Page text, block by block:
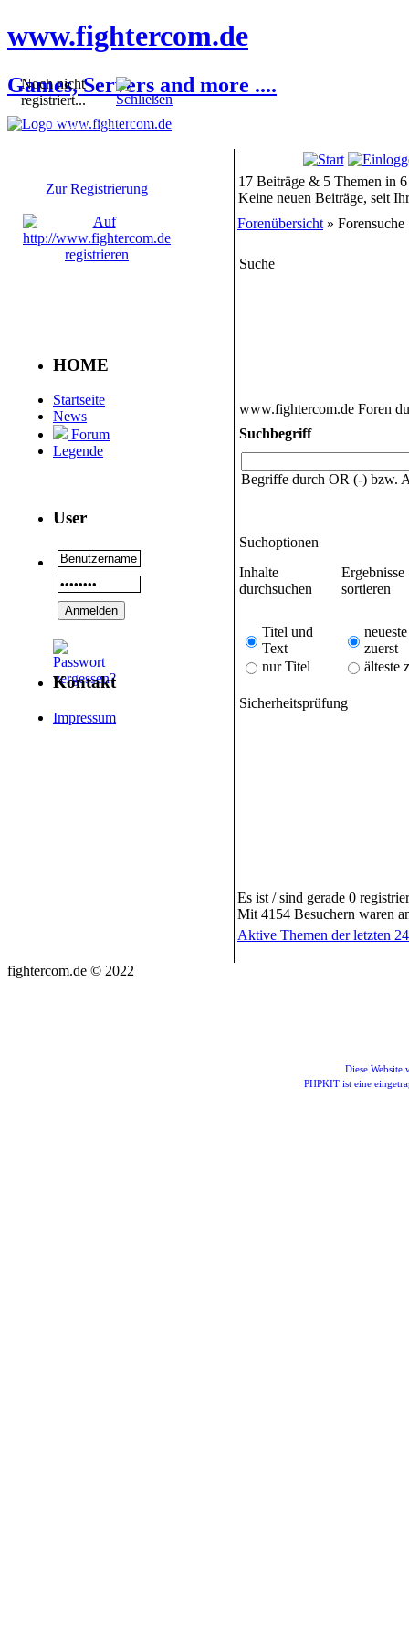
www.fightercom.de
Games, Servers and more ....
HOME
Startseite
News
Forum
Legende
User
Kontakt
Impressum
17 Beiträge & 5 Themen in
Keine neuen Beiträge, seit
Forenübersicht » Forensuche
Suche
www.fightercom.de Foren
Suchbegriff
Begriffe durch OR (-) bzw.
Suchoptionen
Inhalte
durchsuchen
Ergebnisse
sortieren
Titel und
Text
nur Titel
neueste
zuerst
älteste
Sicherheitsprüfung
Es ist / sind gerade 0
Mit 4154 Besuchern waren
Aktive Themen der letzten
fightercom.de © 2022
Noch nicht
registriert...
Sie sind noch nicht
Zur Registrierung
Diese Website
PHPKIT ist eine